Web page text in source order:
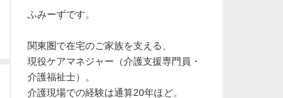
ふみーずです。
関東圏で在宅のご家族を支える、
現役ケアマネジャー（介護支援専門員・
介護福祉士）。
介護現場での経験は通算20年ほど。